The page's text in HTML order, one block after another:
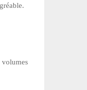
volumes